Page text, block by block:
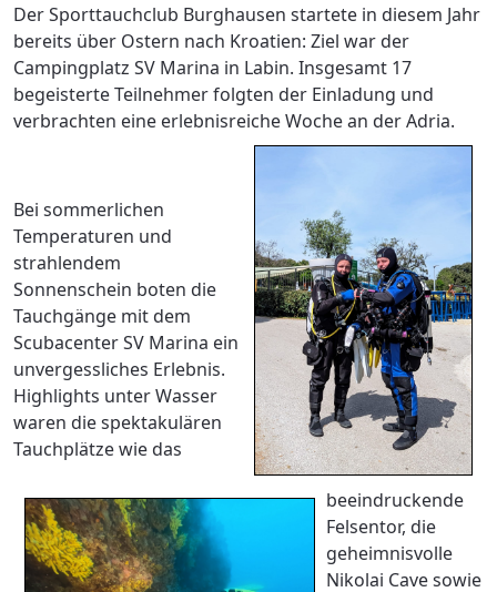
Der Sporttauchclub Burghausen startete in diesem Jahr
bereits über Ostern nach Kroatien: Ziel war der
Campingplatz SV Marina in Labin. Insgesamt 17
begeisterte Teilnehmer folgten der Einladung und
verbrachten eine erlebnisreiche Woche an der Adria.
Bei sommerlichen
Temperaturen und
strahlendem
Sonnenschein boten die
Tauchgänge mit dem
Scubacenter SV Marina ein
unvergessliches Erlebnis.
Highlights unter Wasser
waren die spektakulären
Tauchplätze wie das
beeindruckende
Felsentor, die
geheimnisvolle
Nikolai Cave sowie